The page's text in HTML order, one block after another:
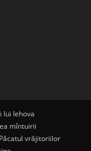
lui Iehova
mîntuirii
Păcatul vrăjitoriilor